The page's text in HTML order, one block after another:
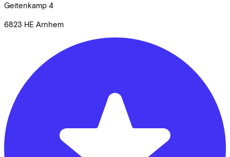
Geitenkamp 4
6823 HE Arnhem